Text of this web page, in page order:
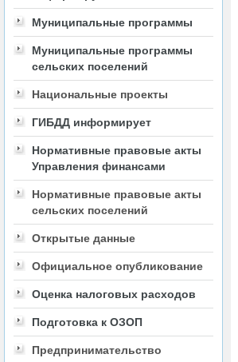
Муниципальные программы
Муниципальные программы
сельских поселений
Национальные проекты
ГИБДД информирует
Нормативные правовые акты
Управления финансами
Нормативные правовые акты
сельских поселений
Открытые данные
Официальное опубликование
Оценка налоговых расходов
Подготовка к ОЗОП
Предпринимательство